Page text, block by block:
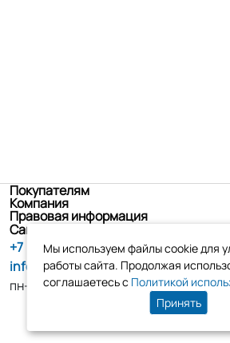
Покупателям
Компания
Правовая информация
Санкт-Петербург, ул. Новоселов д. 8
+7 (800) 555-86-90
info@tk-elko.ru
пн-пт, 10:00 - 18:00
Мы используем файлы cookie для
работы сайта. Продолжая
соглашаетесь с Политикой
Принять